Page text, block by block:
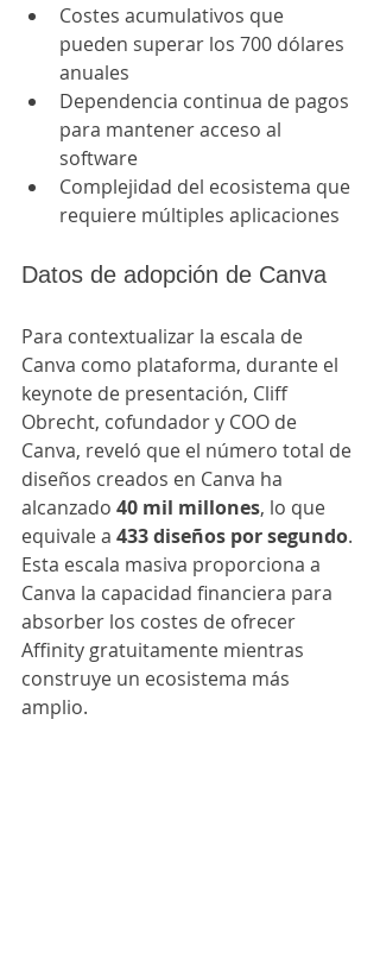
Costes acumulativos que
pueden superar los 700 dólares
anuales
Dependencia continua de pagos
para mantener acceso al
software
Complejidad del ecosistema que
requiere múltiples aplicaciones
Datos de adopción de Canva
Para contextualizar la escala de
Canva como plataforma, durante el
keynote de presentación, Cliff
Obrecht, cofundador y COO de
Canva, reveló que el número total de
diseños creados en Canva ha
alcanzado 40 mil millones, lo que
equivale a 433 diseños por segundo.
Esta escala masiva proporciona a
Canva la capacidad financiera para
absorber los costes de ofrecer
Affinity gratuitamente mientras
construye un ecosistema más
amplio.